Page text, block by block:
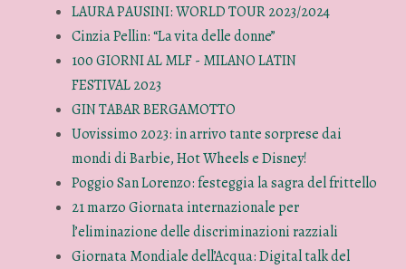
LAURA PAUSINI: WORLD TOUR 2023/2024
Cinzia Pellin: “La vita delle donne”
100 GIORNI AL MLF - MILANO LATIN
FESTIVAL 2023
GIN TABAR BERGAMOTTO
Uovissimo 2023: in arrivo tante sorprese dai
mondi di Barbie, Hot Wheels e Disney!
Poggio San Lorenzo: festeggia la sagra del frittello
21 marzo Giornata internazionale per
l’eliminazione delle discriminazioni razziali
Giornata Mondiale dell’Acqua: Digital talk del